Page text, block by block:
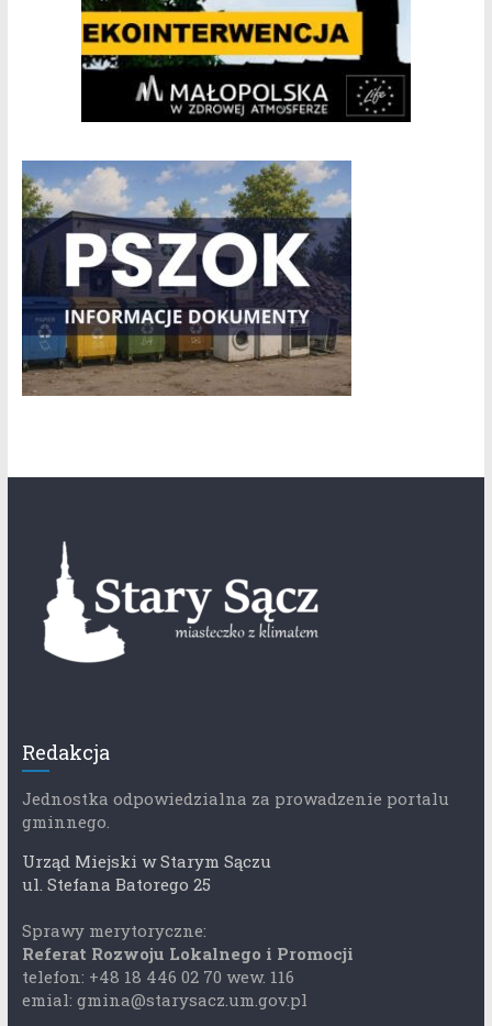
Redakcja
Jednostka odpowiedzialna za prowadzenie portalu
gminnego.
Urząd Miejski w Starym Sączu
ul. Stefana Batorego 25
Sprawy merytoryczne:
Referat Rozwoju Lokalnego i Promocji
telefon: +48 18 446 02 70 wew. 116
emial: gmina@starysacz.um.gov.pl